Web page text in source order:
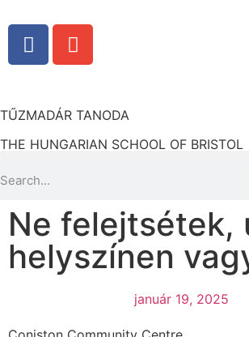
TŰZMADÁR TANODA
THE HUNGARIAN SCHOOL OF BRISTOL
Ne felejtsétek,
helyszínen
január 19, 2025